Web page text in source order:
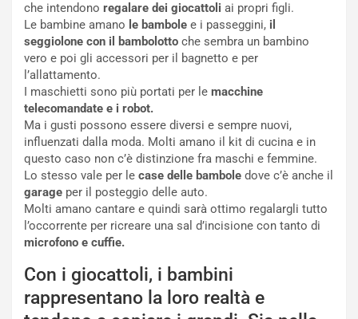
che intendono regalare dei giocattoli ai propri figli.
Le bambine amano le bambole e i passeggini, il
seggiolone con il bambolotto che sembra un bambino
vero e poi gli accessori per il bagnetto e per
l’allattamento.
I maschietti sono più portati per le macchine
telecomandate e i robot.
Ma i gusti possono essere diversi e sempre nuovi,
influenzati dalla moda. Molti amano il kit di cucina e in
questo caso non c’è distinzione fra maschi e femmine.
Lo stesso vale per le case delle bambole dove c’è anche il
garage per il posteggio delle auto.
Molti amano cantare e quindi sarà ottimo regalargli tutto
l’occorrente per ricreare una sal d’incisione con tanto di
microfono e cuffie.
Con i giocattoli, i bambini
rappresentano la loro realtà e